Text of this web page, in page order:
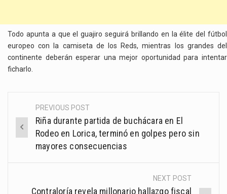
Todo apunta a que el guajiro seguirá brillando en la élite del fútbol
europeo con la camiseta de los Reds, mientras los grandes del
continente deberán esperar una mejor oportunidad para intentar
ficharlo.
Post
navigation
PREVIOUS POST
Riña durante partida de buchácara en El
Rodeo en Lorica, terminó en golpes pero sin
mayores consecuencias
NEXT POST
Contraloría revela millonario hallazgo fiscal